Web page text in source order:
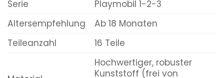
Serie
Playmobil 1-2-3
Altersempfehlung
Ab 18 Monaten
Teileanzahl
16 Teile
Hochwertiger, robuster
Kunststoff (frei von